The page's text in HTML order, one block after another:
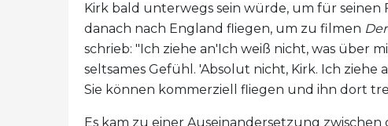
Kirk bald unterwegs sein würde, um für seinen
danach nach England fliegen, um zu filmen
schrieb: "Ich ziehe an'Ich weiß nicht, was über
seltsames Gefühl. 'Absolut nicht, Kirk. Ich
Sie können kommerziell fliegen und ihn dort
Es kam zu einer Auseinandersetzung